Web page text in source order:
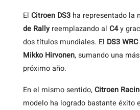
El Citroen DS3 ha representado la
de Rallyreemplazando al C4y
dos títulos mundiales. El DS3 WRC
Mikko Hirvonen, sumando una
próximo año.
En el mismo sentido,Citroen
modelo ha logrado bastante éxito